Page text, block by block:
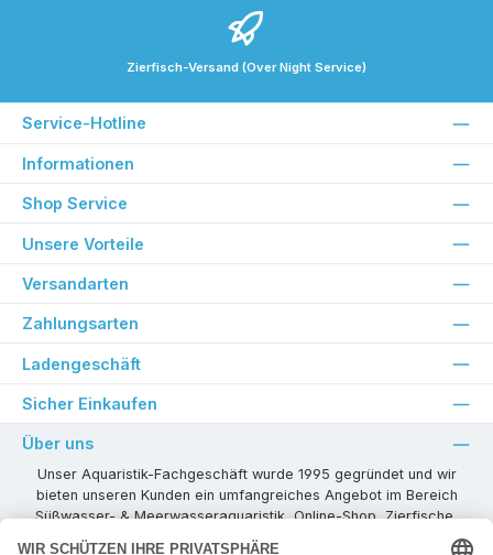
Zierfisch-Versand (Over Night Service)
Service-Hotline
Informationen
Shop Service
Unsere Vorteile
Versandarten
Zahlungsarten
Ladengeschäft
Sicher Einkaufen
Über uns
Unser Aquaristik-Fachgeschäft wurde 1995 gegründet und wir
bieten unseren Kunden ein umfangreiches Angebot im Bereich
Süßwasser- & Meerwasseraquaristik, Online-Shop, Zierfische,
Pflanzen, Aquarienkombinationen, Technikzubehör usw. ! Als